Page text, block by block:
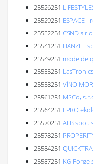
25526251
25529251 ESPACE -
25532251 CSND s.r.o.
25541251 HANZEL
25549251 mode de
25555251
25558251 VÍNO
25561251 MPCo,
25564251 EPRO
25570251 AFB spol.
25578251
25584251
25587251 KG-Forge